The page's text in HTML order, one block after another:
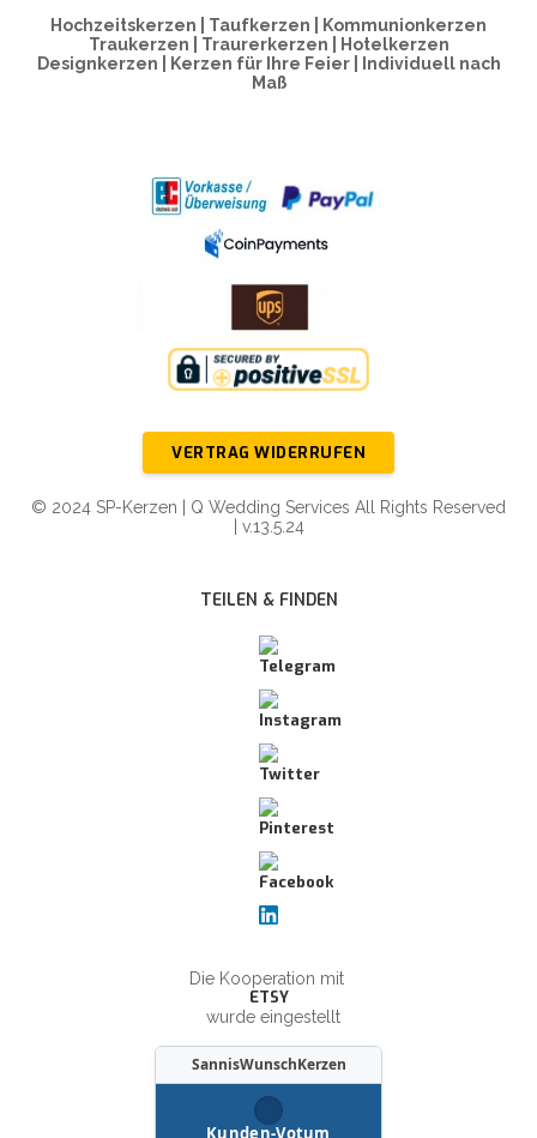
Hochzeitskerzen | Taufkerzen | Kommunionkerzen
Traukerzen | Traurerkerzen | Hotelkerzen
Designkerzen | Kerzen für Ihre Feier | Individuell nach
Maß
VERTRAG WIDERRUFEN
© 2024 SP-Kerzen | Q Wedding Services All Rights Reserved
| v.13.5.24
TEILEN & FINDEN
Die Kooperation mit
ETSY
wurde eingestellt
SannisWunschKerzen
Kunden-Votum